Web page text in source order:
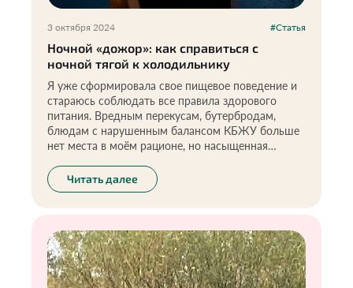
3 октября 2024 #Статья
Ночной «дожор»: как справиться с
ночной тягой к холодильнику
Я уже сформировала свое пищевое поведение и
стараюсь соблюдать все правила здорового
питания. Вредным перекусам, бутербродам,
блюдам с нарушенным балансом КБЖУ больше
нет места в моём рационе, но насыщенная
коррективы. И, признаюсь честно, у меня тоже
бывают сбои. Думаю, всем знакома ситуация,
когда днём ты стараешься питаться правильно, а
съесть что-нибудь неполезное. Почему именно
перед сном появляется чувство голода, как его
можно обмануть, и какие способы помогают мне
справиться с ночным «дожором» — обо всём
Читать далее